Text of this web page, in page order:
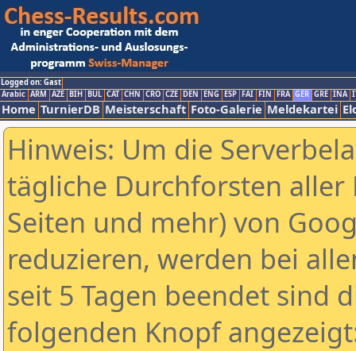
Logged on: Gast
Arabic ARM AZE BIH BUL CAT CHN CRO CZE DEN ENG ESP FAI FIN FRA GER GRE INA
Home TurnierDB Meisterschaft Foto-Galerie Meldekartei
Hinweis: Um die
tägliche Durchforsten aller
Seiten und mehr) von
reduzieren, werden bei
seit 5 Tagen beendet sind
folgenden Knopf